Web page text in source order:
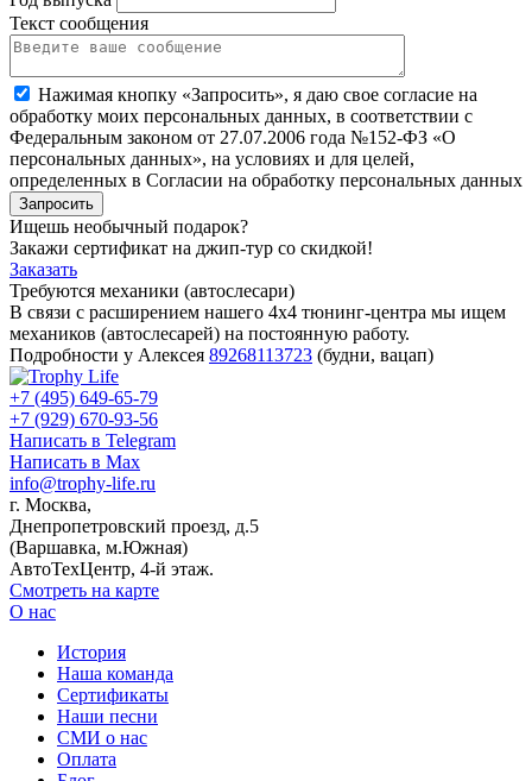
Текст сообщения
Нажимая кнопку «Запросить», я даю свое согласие на
обработку моих персональных данных, в соответствии с
Федеральным законом от 27.07.2006 года №152-ФЗ «О
персональных данных», на условиях и для целей,
определенных в Согласии на обработку персональных данных
Запросить
Ищешь необычный подарок?
Закажи сертификат на джип-тур со скидкой!
Заказать
Требуются механики (автослесари)
В связи с расширением нашего 4х4 тюнинг-центра мы ищем
механиков (автослесарей) на постоянную работу.
Подробности у Алексея 89268113723 (будни, вацап)
+7 (495) 649-65-79
+7 (929) 670-93-56
Написать в Telegram
Написать в Max
info@trophy-life.ru
г. Москва,
Днепропетровский проезд, д.5
(Варшавка, м.Южная)
АвтоТехЦентр, 4-й этаж.
Смотреть на карте
О нас
История
Наша команда
Сертификаты
Наши песни
СМИ о нас
Оплата